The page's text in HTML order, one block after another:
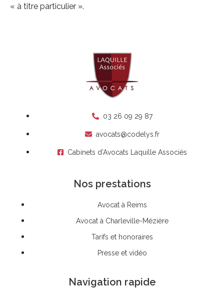
« à titre particulier ».
03 26 09 29 87
avocats@codelys.fr
Cabinets d'Avocats Laquille Associés
Nos prestations
Avocat à Reims
Avocat à Charleville-Mézière
Tarifs et honoraires
Presse et vidéo
Navigation rapide